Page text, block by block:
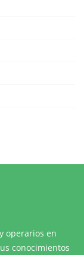
operarios en
conocimientos